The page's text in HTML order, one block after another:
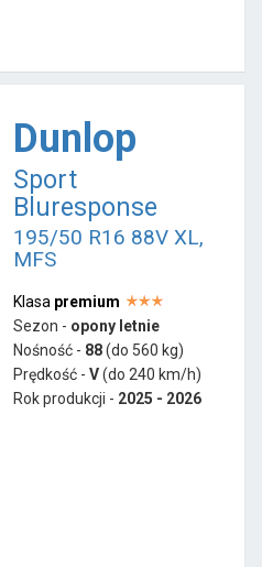
Dunlop
Sport
Bluresponse
195/50 R16 88V XL,
MFS
Klasa premium
Sezon - opony letnie
Nośność - 88(do 560 kg)
Prędkość - V(do 240 km/h)
Rok produkcji - 2025 - 2026